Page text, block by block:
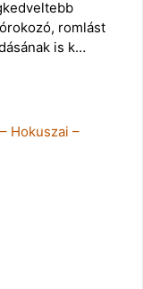
romlást
is k…